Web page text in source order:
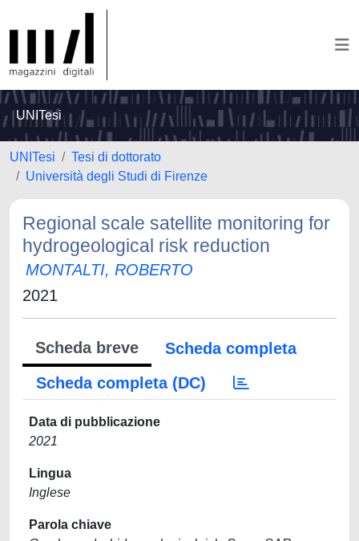
UNITesi
UNITesi
Tesi di dottorato
Università degli Studi di Firenze
Regional scale satellite monitoring for
hydrogeological risk reduction
MONTALTI, ROBERTO
2021
Scheda breve
Scheda completa
Scheda completa (DC)
Data di pubblicazione
2021
Lingua
Inglese
Parola chiave